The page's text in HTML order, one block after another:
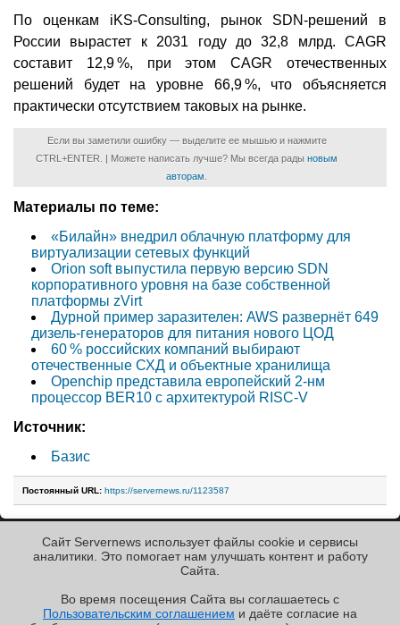
По оценкам iKS-Consulting, рынок SDN-решений в
России вырастет к 2031 году до 32,8 млрд. CAGR
составит 12,9 %, при этом CAGR отечественных
решений будет на уровне 66,9 %, что объясняется
практически отсутствием таковых на рынке.
Если вы заметили ошибку — выделите ее мышью и нажмите
CTRL+ENTER. | Можете написать лучше? Мы всегда рады новым
авторам
Материалы по теме:
«Билайн» внедрил облачную платформу для
виртуализации сетевых функций
Orion soft выпустила первую версию SDN
корпоративного уровня на базе собственной
платформы zVirt
Дурной пример заразителен: AWS развернёт 649
дизель-генераторов для питания нового ЦОД
60 % российских компаний выбирают
отечественные СХД и объектные хранилища
Openchip представила европейский 2-нм
процессор BER10 с архитектурой RISC-V
Источник:
Базис
Постоянный URL: https://servernews.ru/1123587
« Назад к ленте
РЕКЛАМА • ООО «ЛАБОРАТОРИЯ ЧИСЛИТЕЛЬ»
Сайт Servernews использует файлы cookie и сервисы
аналитики. Это помогает нам улучшать контент и работу
Cайта.
Во время посещения Cайта вы соглашаетесь с
Пользовательским соглашением и даёте согласие на